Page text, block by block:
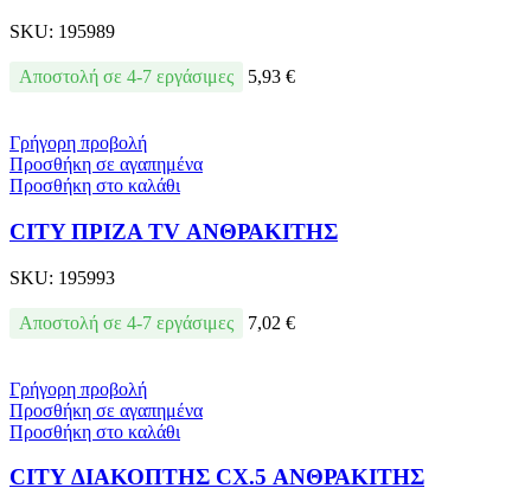
SKU: 195989
Αποστολή σε 4-7 εργάσιμες 5,93 €
Γρήγορη προβολή
Προσθήκη σε αγαπημένα
Προσθήκη στο καλάθι
CITY ΠΡΙΖΑ ТV ΑΝΘΡΑΚΙΤΗΣ
SKU: 195993
Αποστολή σε 4-7 εργάσιμες 7,02 €
Γρήγορη προβολή
Προσθήκη σε αγαπημένα
Προσθήκη στο καλάθι
CITY ΔΙΑΚΟΠΤΗΣ СХ.5 ΑΝΘΡΑΚΙΤΗΣ